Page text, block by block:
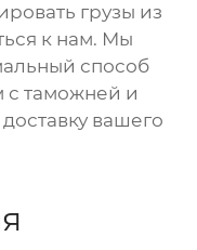
грузы из
к нам. Мы
способ
с таможней и
вашего